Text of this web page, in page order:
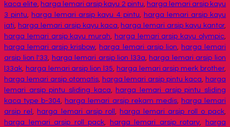
kaca elite, harga lemari arsip kayu 2 pintu, harga lemari arsip kayu
3 pintu, harga lemari arsip kayu 4 pintu, harga lemari arsip kayu
jati, harga lemari arsip kayu kaca, harga lemari arsip kayu kantor,
harga lemari arsip kayu murah, harga lemari arsip kayu olympic,
harga lemari arsip krisbow, harga lemari arsip lion, harga lemari
arsip lion l'33, harga lemari arsip lion l33a, harga lemari arsip lion
l33ak, harga lemari arsip lion l35, harga lemari arsip merk brother,
harga lemari arsip otomatis, harga lemari arsip pintu kaca, harga
lemari arsip pintu sliding kaca, harga lemari arsip pintu sliding
kaca type b-304, harga lemari arsip rekam medis, harga lemari
arsip rel, harga lemari arsip roll , harga lemari arsip roll o pack,
harga lemari arsip roll pack, harga lemari arsip rotary,
harga